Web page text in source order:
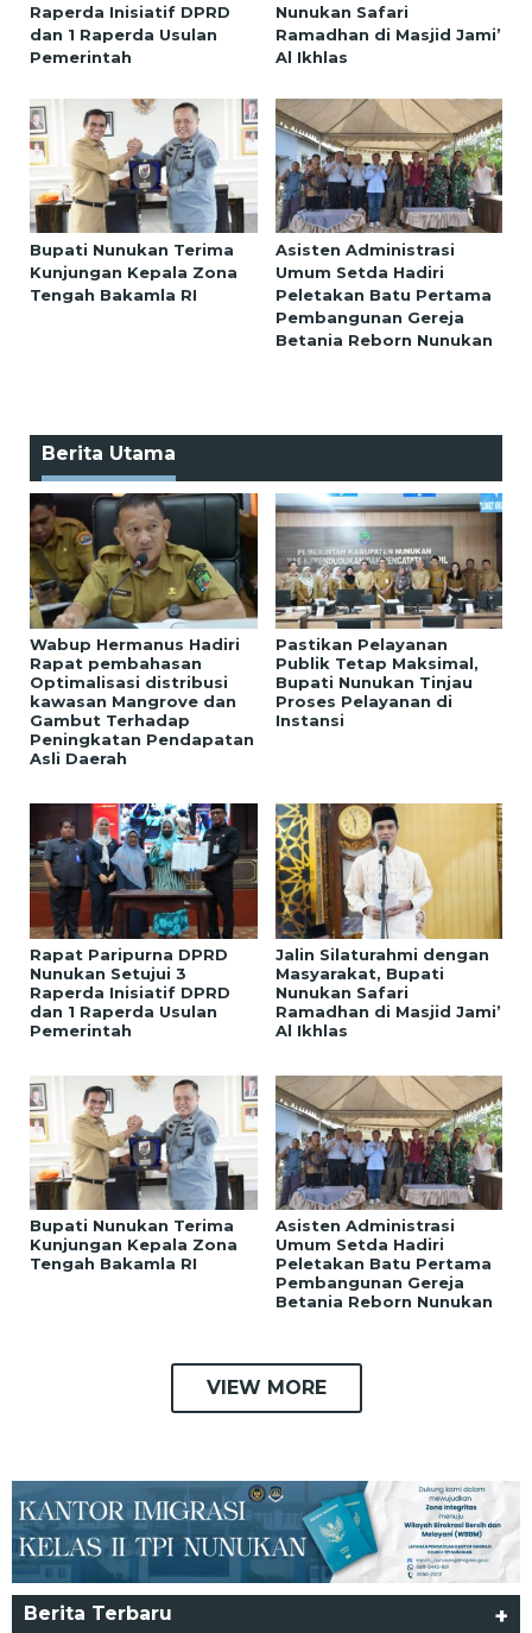
Raperda Inisiatif DPRD
dan 1 Raperda Usulan
Pemerintah
Nunukan Safari
Ramadhan di Masjid Jami’
Al Ikhlas
Bupati Nunukan Terima
Kunjungan Kepala Zona
Tengah Bakamla RI
Asisten Administrasi
Umum Setda Hadiri
Peletakan Batu Pertama
Pembangunan Gereja
Betania Reborn Nunukan
Berita Utama
Wabup Hermanus Hadiri
Rapat pembahasan
Optimalisasi distribusi
kawasan Mangrove dan
Gambut Terhadap
Peningkatan Pendapatan
Asli Daerah
Pastikan Pelayanan
Publik Tetap Maksimal,
Bupati Nunukan Tinjau
Proses Pelayanan di
Instansi
Rapat Paripurna DPRD
Nunukan Setujui 3
Raperda Inisiatif DPRD
dan 1 Raperda Usulan
Pemerintah
Jalin Silaturahmi dengan
Masyarakat, Bupati
Nunukan Safari
Ramadhan di Masjid Jami’
Al Ikhlas
Bupati Nunukan Terima
Kunjungan Kepala Zona
Tengah Bakamla RI
Asisten Administrasi
Umum Setda Hadiri
Peletakan Batu Pertama
Pembangunan Gereja
Betania Reborn Nunukan
VIEW MORE
Berita Terbaru +